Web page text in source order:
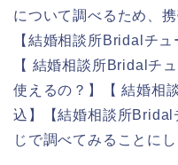
について調べるため、
【結婚相談所Bridalチ
【 結婚相談所Bridalチ
使えるの？】【 結婚相
込】【結婚相談所Bridal
じで調べてみることにし